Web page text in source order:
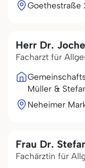
Goethestraße
Herr Dr.
Facharzt für
Müller &
Neheimer
Frau Dr.
Fachärztin für